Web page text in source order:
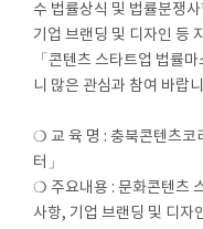
수 법률상식 및 법률분쟁
기업 브랜딩 및 디자인 등
「콘텐츠 스타트업 법률
니 많은 관심과 참여 바랍
❍ 교 육 명 : 충북콘텐츠코
터」
❍ 주요내용 : 문화콘텐츠
사항, 기업 브랜딩 및 디자